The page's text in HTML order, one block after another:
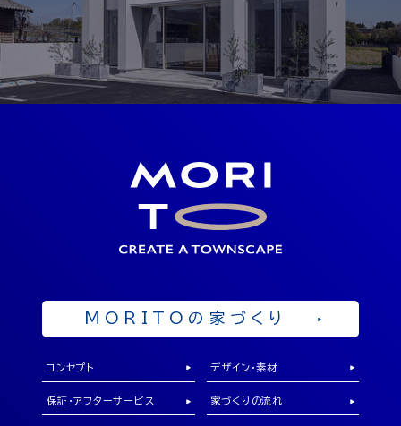
見学予約
SHOWROOM
ショールーム
岡山県勝田郡奈義町中島西108-1
MORITOの家づくり
コンセプト デザイン・素材
保証・アフターサービス 家づくりの流れ